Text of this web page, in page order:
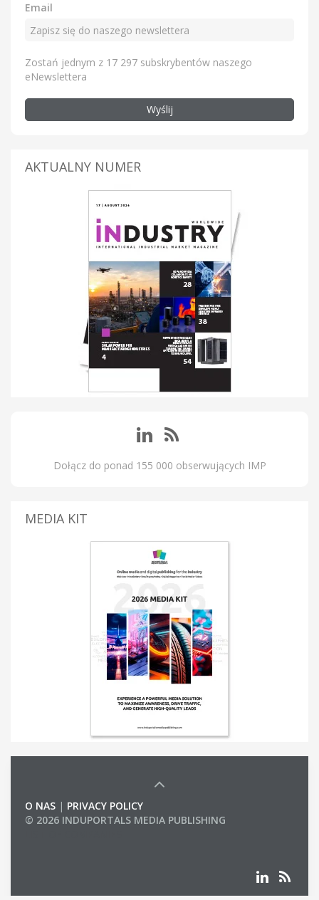
Email
Zostań jednym z 17 297 subskrybentów naszego
eNewslettera
Wyślij
AKTUALNY NUMER
Dołącz do ponad 155 000 obserwujących IMP
MEDIA KIT
O NAS | PRIVACY POLICY
© 2026 INDUPORTALS MEDIA PUBLISHING